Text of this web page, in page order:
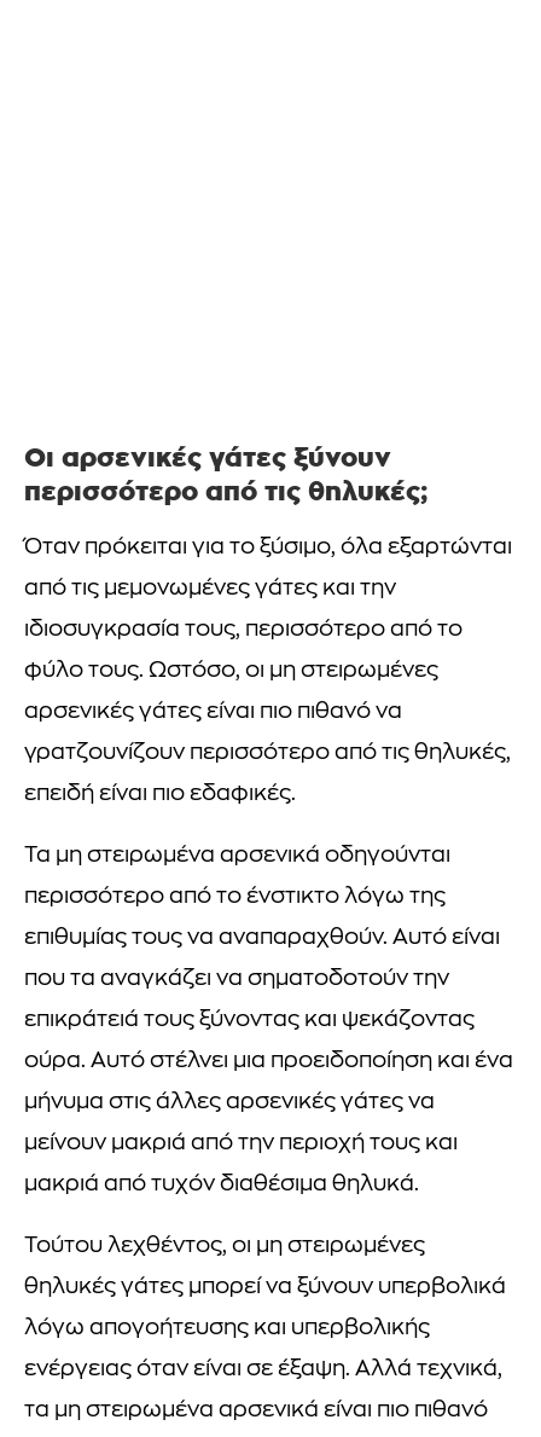
Οι αρσενικές γάτες ξύνουν
περισσότερο από τις θηλυκές;
Όταν πρόκειται για το ξύσιμο, όλα εξαρτώνται
από τις μεμονωμένες γάτες και την
ιδιοσυγκρασία τους, περισσότερο από το
φύλο τους. Ωστόσο, οι μη στειρωμένες
αρσενικές γάτες είναι πιο πιθανό να
γρατζουνίζουν περισσότερο από τις θηλυκές,
επειδή είναι πιο εδαφικές.
Τα μη στειρωμένα αρσενικά οδηγούνται
περισσότερο από το ένστικτο λόγω της
επιθυμίας τους να αναπαραχθούν. Αυτό είναι
που τα αναγκάζει να σηματοδοτούν την
επικράτειά τους ξύνοντας και ψεκάζοντας
ούρα. Αυτό στέλνει μια προειδοποίηση και ένα
μήνυμα στις άλλες αρσενικές γάτες να
μείνουν μακριά από την περιοχή τους και
μακριά από τυχόν διαθέσιμα θηλυκά.
Τούτου λεχθέντος, οι μη στειρωμένες
θηλυκές γάτες μπορεί να ξύνουν υπερβολικά
λόγω απογοήτευσης και υπερβολικής
ενέργειας όταν είναι σε έξαψη. Αλλά τεχνικά,
τα μη στειρωμένα αρσενικά είναι πιο πιθανό